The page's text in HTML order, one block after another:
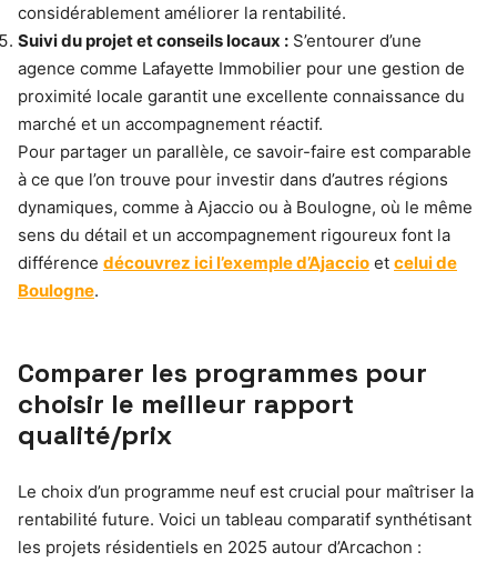
considérablement améliorer la rentabilité.
Suivi du projet et conseils locaux : S’entourer d’une
agence comme Lafayette Immobilier pour une gestion de
proximité locale garantit une excellente connaissance du
marché et un accompagnement réactif.
Pour partager un parallèle, ce savoir-faire est comparable
à ce que l’on trouve pour investir dans d’autres régions
dynamiques, comme à Ajaccio ou à Boulogne, où le même
sens du détail et un accompagnement rigoureux font la
différence découvrez ici l’exemple d’Ajaccio et celui de
Boulogne.
Comparer les programmes pour
choisir le meilleur rapport
qualité/prix
Le choix d’un programme neuf est crucial pour maîtriser la
rentabilité future. Voici un tableau comparatif synthétisant
les projets résidentiels en 2025 autour d’Arcachon :